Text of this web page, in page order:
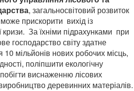
, загальносвітовий розвиток
прискорити вихід із
кризи. За їхніми підрахунками при
господарство світу здатне
мільйонів нових робочих місць,
поліпшити екологічну
виснаженню лісових
деревинних матеріалів.